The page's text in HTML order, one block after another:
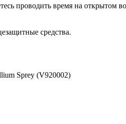
проводить время на
средства.
Sprey (V920002)